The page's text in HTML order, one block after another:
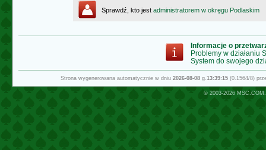
Sprawdź, kto jest administratorem w okręgu Podlaskim
Informacje o
Problemy w działaniu
System do swojego
Strona wygenerowana automatycznie w dniu 2026-08-08g.13:39:15(0.1564/8)
© 2003-2026